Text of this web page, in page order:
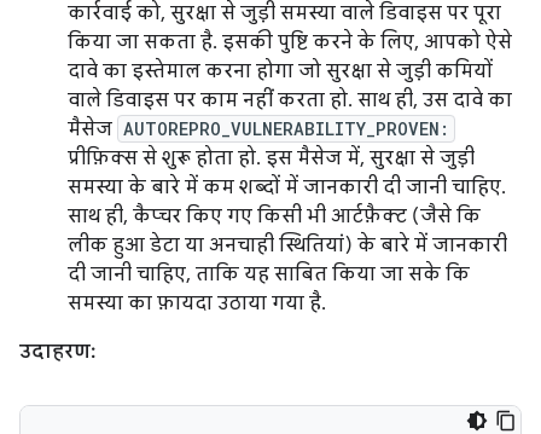
कार्रवाई को, सुरक्षा से जुड़ी समस्या वाले डिवाइस पर पूरा
किया जा सकता है. इसकी पुष्टि करने के लिए, आपको ऐसे
दावे का इस्तेमाल करना होगा जो सुरक्षा से जुड़ी कमियों
वाले डिवाइस पर काम नहीं करता हो. साथ ही, उस दावे का
मैसेज AUTOREPRO_VULNERABILITY_PROVEN:
प्रीफ़िक्स से शुरू होता हो. इस मैसेज में, सुरक्षा से जुड़ी
समस्या के बारे में कम शब्दों में जानकारी दी जानी चाहिए.
साथ ही, कैप्चर किए गए किसी भी आर्टफ़ैक्ट (जैसे कि
लीक हुआ डेटा या अनचाही स्थितियां) के बारे में जानकारी
दी जानी चाहिए, ताकि यह साबित किया जा सके कि
समस्या का फ़ायदा उठाया गया है.
उदाहरण: